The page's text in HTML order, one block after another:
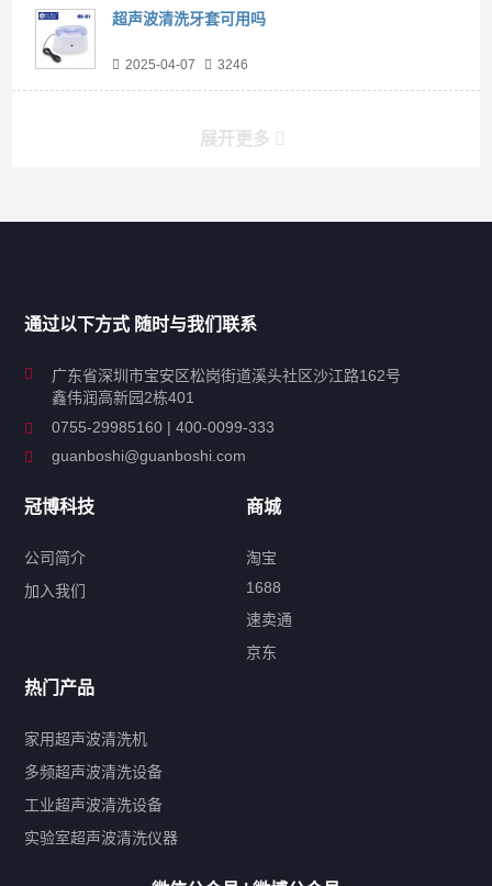
超声波清洗牙套可用吗
2025-04-07 3246
展开更多
工业超声波清洗设备
特种超声波洗净产品
超声波配件
产品标签
鼓泡 升降 抛动
带加热
功率可调
双波脱气
机械旋钮系列
厨具清洗机
超声波振板
通过以下方式 随时与我们联系
广东省深圳市宝安区松岗街道溪头社区沙江路162号
鑫伟润高新园2栋401
0755-29985160 | 400-0099-333
guanboshi@guanboshi.com
冠博科技
公司简介
加入我们
商城
淘宝
1688
速卖通
京东
热门产品
家用超声波清洗机
多频超声波清洗设备
工业超声波清洗设备
实验室超声波清洗仪器